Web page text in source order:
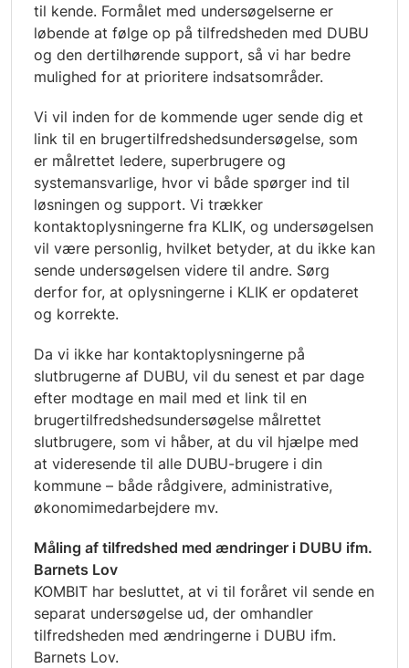
til kende. Formålet med undersøgelserne er
løbende at følge op på tilfredsheden med DUBU
og den dertilhørende support, så vi har bedre
mulighed for at prioritere indsatsområder.
Vi vil inden for de kommende uger sende dig et
link til en brugertilfredshedsundersøgelse, som
er målrettet ledere, superbrugere og
systemansvarlige, hvor vi både spørger ind til
løsningen og support. Vi trækker
kontaktoplysningerne fra KLIK, og undersøgelsen
vil være personlig, hvilket betyder, at du ikke kan
sende undersøgelsen videre til andre. Sørg
derfor for, at oplysningerne i KLIK er opdateret
og korrekte.
Da vi ikke har kontaktoplysningerne på
slutbrugerne af DUBU, vil du senest et par dage
efter modtage en mail med et link til en
brugertilfredshedsundersøgelse målrettet
slutbrugere, som vi håber, at du vil hjælpe med
at videresende til alle DUBU-brugere i din
kommune – både rådgivere, administrative,
økonomimedarbejdere mv.
Måling af tilfredshed med ændringer i DUBU ifm.
Barnets Lov
KOMBIT har besluttet, at vi til foråret vil sende en
separat undersøgelse ud, der omhandler
tilfredsheden med ændringerne i DUBU ifm.
Barnets Lov.